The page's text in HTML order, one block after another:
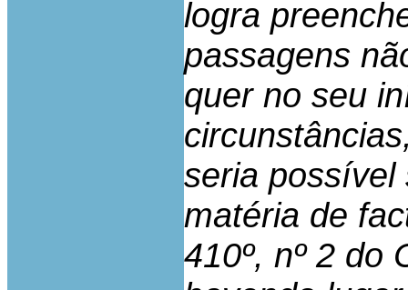
logra
passagens
quer no seu
seria possível
matéria de
410º, nº 2 do